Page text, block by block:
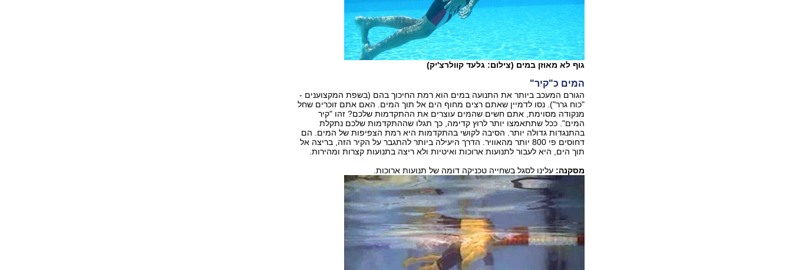
גוף לא מאוזן במים (צילום: גלעד קוולרצ'יק)
המים כ"קיר"
הגורם המעכב ביותר את התנועה במים הוא רמת החיכוך בהם (בשפת המקצוענים -
"כוח גרר"). נסו לדמיין שאתם רצים מחוף הים אל תוך המים. האם אתם זוכרים שחל
מנקודה מסוימת, אתם חשים שהמים עוצרים את ההתקדמות שלכם? זהו "קיר
המים". ככל שתתאמצו יותר לרוץ קדימה, כך תגלו שההתקדמות שלכם נתקלת
בהתנגדות גדולה יותר. הסיבה לקושי בהתקדמות היא רמת הצפיפות של המים. הם
דחוסים פי 800 יותר מהאוויר. הדרך היעילה ביותר להתגבר על הקיר הזה, בריצה אל
תוך הים, היא לעבור לתנועות ארוכות ואיטיות ולא ריצה בתנועות קצרות ומהירות.
מסקנה: עלינו לסגל בשחייה טכניקה דומה של תנועות ארוכות.